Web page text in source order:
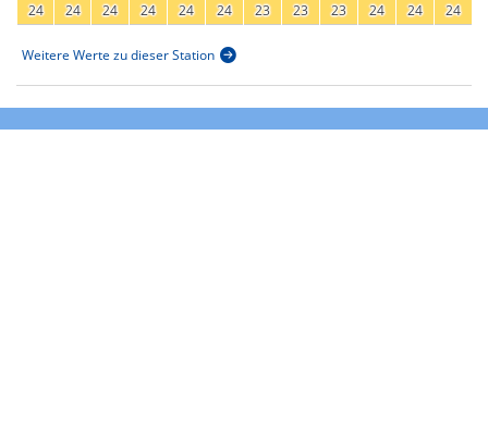
24 24 24 24 24 24 23 23 23 24 24 24
Weitere Werte zu dieser Station